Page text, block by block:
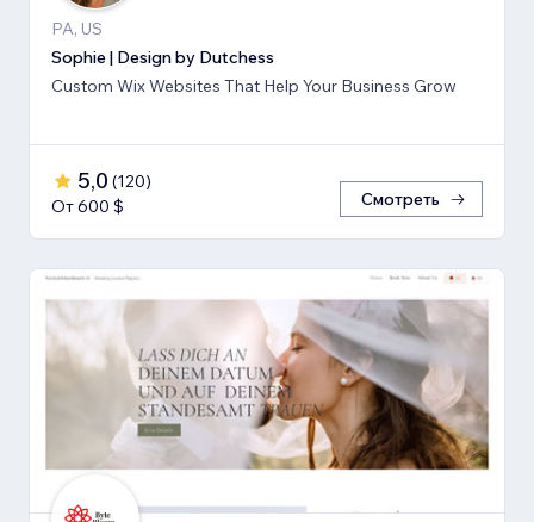
PA, US
Sophie | Design by Dutchess
Custom Wix Websites That Help Your Business Grow
5,0 (120)
От 600 $
Смотреть